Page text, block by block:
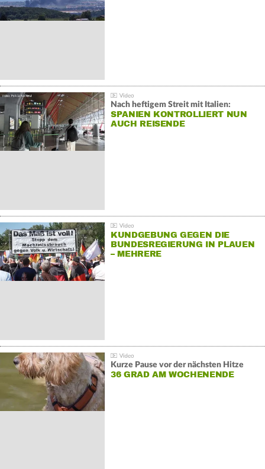
Nach heftigem Streit mit Italien:
SPANIEN KONTROLLIERT NUN
AUCH REISENDE
KUNDGEBUNG GEGEN DIE
BUNDESREGIERUNG IN PLAUEN
– MEHRERE
Kurze Pause vor der nächsten Hitze
36 GRAD AM WOCHENENDE